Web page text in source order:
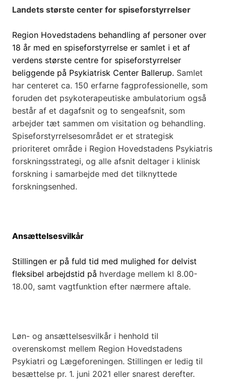
Landets største center for spiseforstyrrelser
Region Hovedstadens behandling af personer over
18 år med en spiseforstyrrelse er samlet i et af
verdens største centre for spiseforstyrrelser
beliggende på Psykiatrisk Center Ballerup. Samlet
har centeret ca. 150 erfarne fagprofessionelle, som
foruden det psykoterapeutiske ambulatorium også
består af et dagafsnit og to sengeafsnit, som
arbejder tæt sammen om visitation og behandling.
Spiseforstyrrelsesområdet er et strategisk
prioriteret område i Region Hovedstadens Psykiatris
forskningsstrategi, og alle afsnit deltager i klinisk
forskning i samarbejde med det tilknyttede
forskningsenhed.
Ansættelsesvilkår
Stillingen er på fuld tid med mulighed for delvist
fleksibel arbejdstid på hverdage mellem kl 8.00-
18.00, samt vagtfunktion efter nærmere aftale.
Løn- og ansættelsesvilkår i henhold til
overenskomst mellem Region Hovedstadens
Psykiatri og Lægeforeningen. Stillingen er ledig til
besættelse pr. 1. juni 2021 eller snarest derefter.